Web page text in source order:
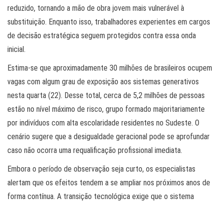
reduzido, tornando a mão de obra jovem mais vulnerável à
substituição. Enquanto isso, trabalhadores experientes em cargos
de decisão estratégica seguem protegidos contra essa onda
inicial.
Estima-se que aproximadamente 30 milhões de brasileiros ocupem
vagas com algum grau de exposição aos sistemas generativos
nesta quarta (22). Desse total, cerca de 5,2 milhões de pessoas
estão no nível máximo de risco, grupo formado majoritariamente
por indivíduos com alta escolaridade residentes no Sudeste. O
cenário sugere que a desigualdade geracional pode se aprofundar
caso não ocorra uma requalificação profissional imediata.
Embora o período de observação seja curto, os especialistas
alertam que os efeitos tendem a se ampliar nos próximos anos de
forma contínua. A transição tecnológica exige que o sistema